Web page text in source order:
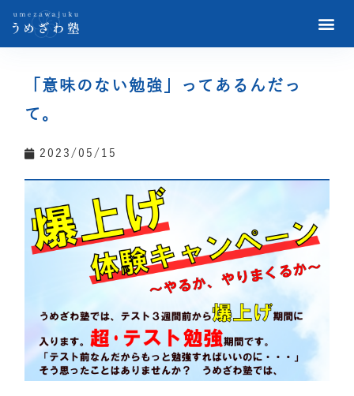
「意味のない勉強」ってあるんだっ
て。
2023/05/15